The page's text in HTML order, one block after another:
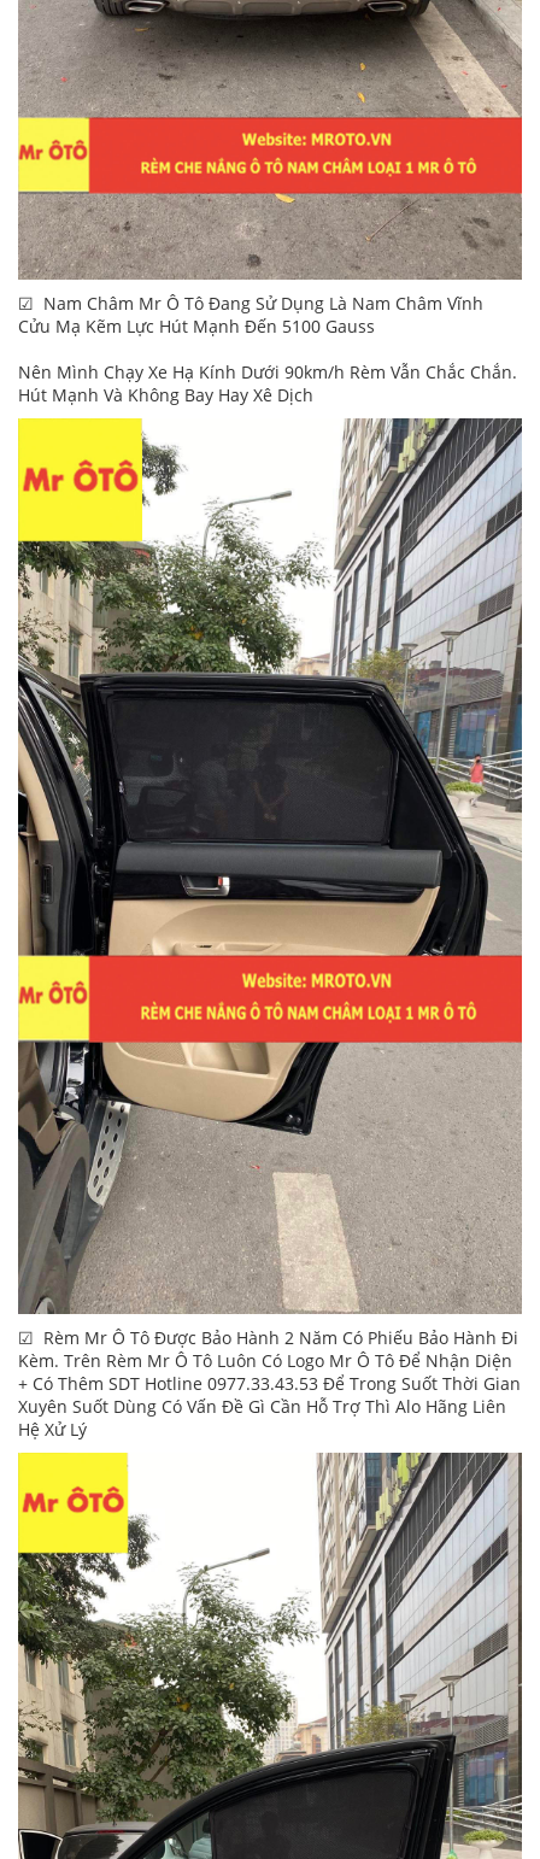
☑ Nam Châm Mr Ô Tô Đang Sử Dụng Là Nam Châm Vĩnh
Cửu Mạ Kẽm Lực Hút Mạnh Đến 5100 Gauss
Nên Mình Chạy Xe Hạ Kính Dưới 90km/h Rèm Vẫn Chắc Chắn.
Hút Mạnh Và Không Bay Hay Xê Dịch
☑ Rèm Mr Ô Tô Được Bảo Hành 2 Năm Có Phiếu Bảo Hành Đi
Kèm. Trên Rèm Mr Ô Tô Luôn Có Logo Mr Ô Tô Để Nhận Diện
+ Có Thêm SDT Hotline 0977.33.43.53 Để Trong Suốt Thời Gian
Xuyên Suốt Dùng Có Vấn Đề Gì Cần Hỗ Trợ Thì Alo Hãng Liên
Hệ Xử Lý